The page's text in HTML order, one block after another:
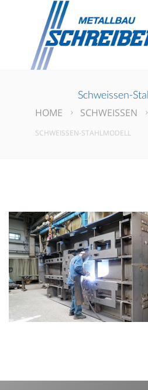
Schweissen-
HOME
SCHWEISSEN
SCHWEISSEN-STAHLMODELL